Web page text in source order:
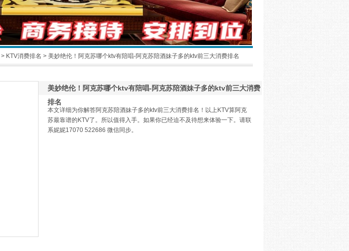
> KTV消费排名 > 美妙绝伦！阿克苏哪个ktv有陪唱-阿克苏陪酒妹子多的ktv前三大消费排名
美妙绝伦！阿克苏哪个ktv有陪唱-阿克苏陪酒妹子多的ktv前三大消费
排名
本文详细为你解答阿克苏陪酒妹子多的ktv前三大消费排名！以上KTV算阿克
苏最靠谱的KTV了。所以值得入手。如果你已经迫不及待想来体验一下。请联
系妮妮17070 522686 微信同步。